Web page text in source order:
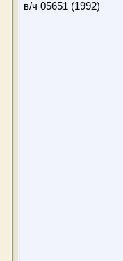
в/ч 05651 (1992)